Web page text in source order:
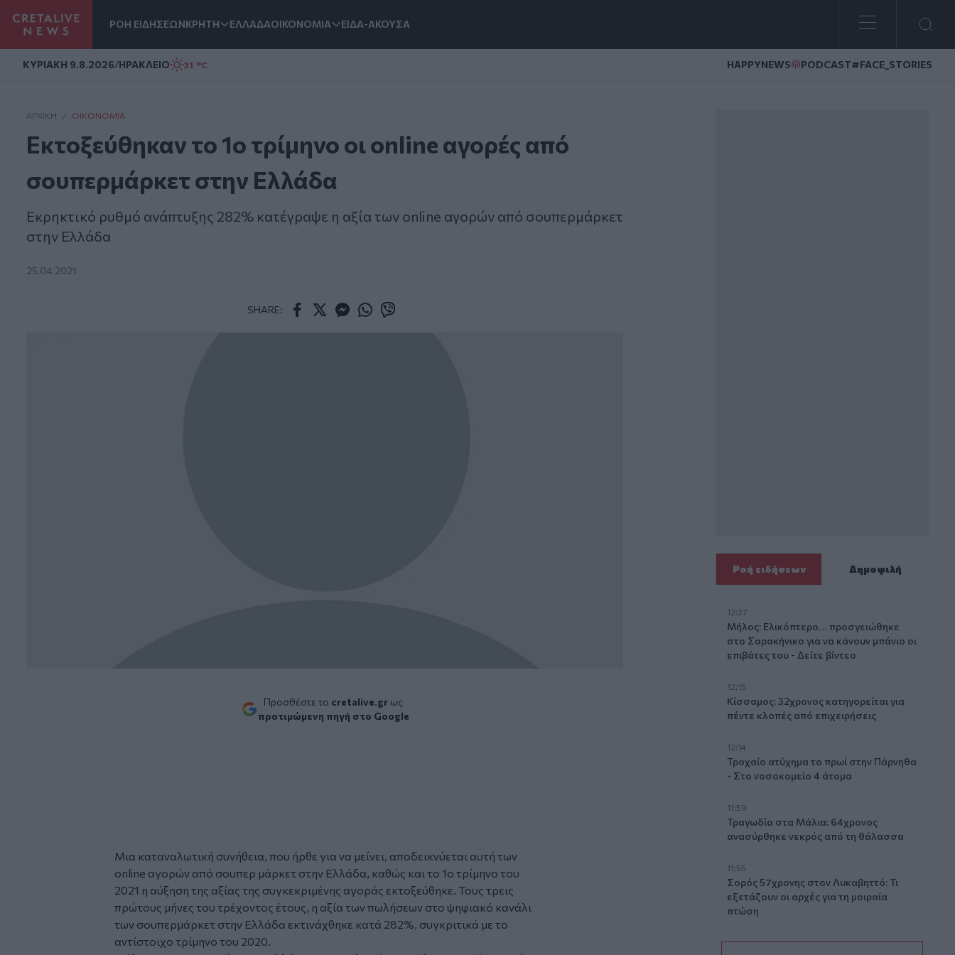
ΡΟΗ ΕΙΔΗΣΕΩΝΚΡΗΤΗ ΕΛΛΑΔΑΟΙΚΟΝΟΜΙΑ ΕΙΔΑ-ΑΚΟΥΣΑ
ΚΥΡΙΑΚΗ 9.8.2026/ΗΡΑΚΛΕΙΟ 31 °C HAPPYNEWS PODCAST#FACE_STORIES
ΑΡΧΙΚΗ / ΟΙΚΟΝΟΜΊΑ
Εκτοξεύθηκαν το 1ο τρίμηνο οι online αγορές από
σουπερμάρκετ στην Ελλάδα
Εκρηκτικό ρυθμό ανάπτυξης 282% κατέγραψε η αξία των online αγορών από σουπερμάρκετ
στην Ελλάδα
25.04.2021
SHARE:
Προσθέστε το cretalive.gr ως
προτιμώμενη πηγή στο Google
Μια καταναλωτική συνήθεια, που ήρθε για να μείνει, αποδεικνύεται αυτή των
online αγορών από σουπερ μάρκετ στην Ελλάδα, καθώς και το 1ο τρίμηνο του
2021 η αύξηση της αξίας της συγκεκριμένης αγοράς εκτοξεύθηκε. Τους τρεις
πρώτους μήνες του τρέχοντος έτους, η αξία των πωλήσεων στο ψηφιακό κανάλι
των σουπερμάρκετ στην Ελλάδα εκτινάχθηκε κατά 282%, συγκριτικά με το
αντίστοιχο τρίμηνο του 2020.
Ροή ειδήσεων Δημοφιλή
12:27
Μήλος: Ελικόπτερο… προσγειώθηκε
στο Σαρακήνικο για να κάνουν μπάνιο οι
επιβάτες του - Δείτε βίντεο
12:15
Κίσσαμος: 32χρονος κατηγορείται για
πέντε κλοπές από επιχειρήσεις
12:14
Τροχαίο ατύχημα το πρωί στην Πάρνηθα
- Στο νοσοκομείο 4 άτομα
11:59
Τραγωδία στα Μάλια: 64χρονος
ανασύρθηκε νεκρός από τη θάλασσα
11:55
Σορός 57χρονης στον Λυκαβηττό: Τι
εξετάζουν οι αρχές για τη μοιραία
πτώση
11:49